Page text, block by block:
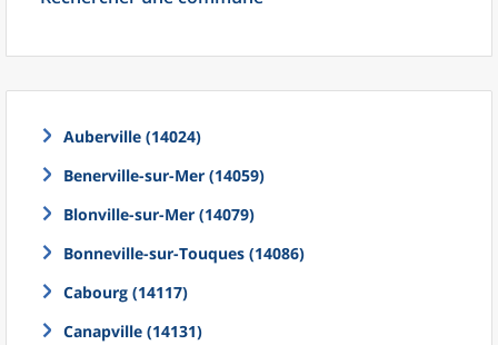
Auberville (14024)
Benerville-sur-Mer (14059)
Blonville-sur-Mer (14079)
Bonneville-sur-Touques (14086)
Cabourg (14117)
Canapville (14131)